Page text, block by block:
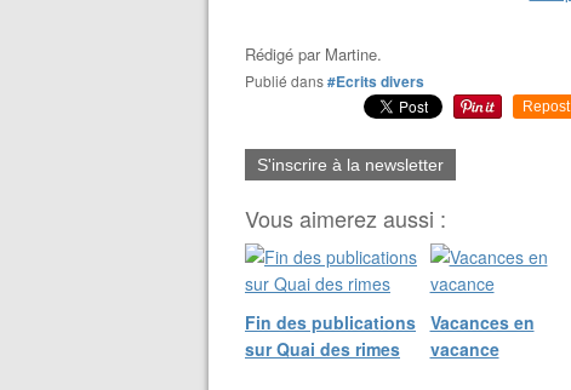
Rédigé par Martine.
Publié dans#Ecrits divers
Repost
S'inscrire à la newsletter
Vous aimerez aussi :
Fin des publications
sur Quai des rimes
Vacances en
vacance